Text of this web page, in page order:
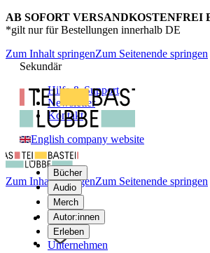
AB SOFORT VERSANDKOSTENFREI
*gilt nur für Bestellungen innerhalb DE
Zum Inhalt springenZum Seitenende springen
Sekundär
Hilfe & Support
Newsletter
Kontakt
English company website
Bücher
Audio
Merch
Autor:innen
Erleben
Unternehmen
Zum Inhalt springenZum Seitenende springen